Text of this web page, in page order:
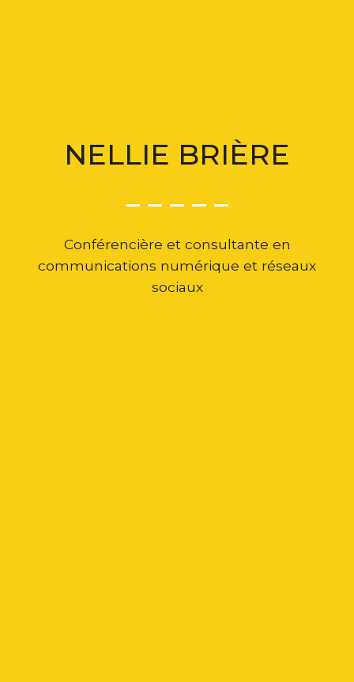
NELLIE BRIÈRE
Conférencière et consultante en
communications numérique et réseaux
sociaux